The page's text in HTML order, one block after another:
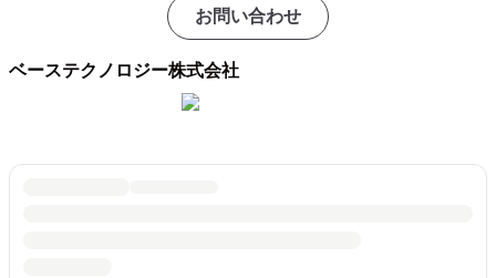
お問い合わせ
ベーステクノロジー株式会社